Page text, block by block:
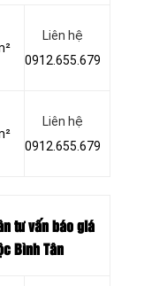
Liên hệ
0912.655.679
Liên hệ
0912.655.679
tư vấn báo giá
Bình Tân